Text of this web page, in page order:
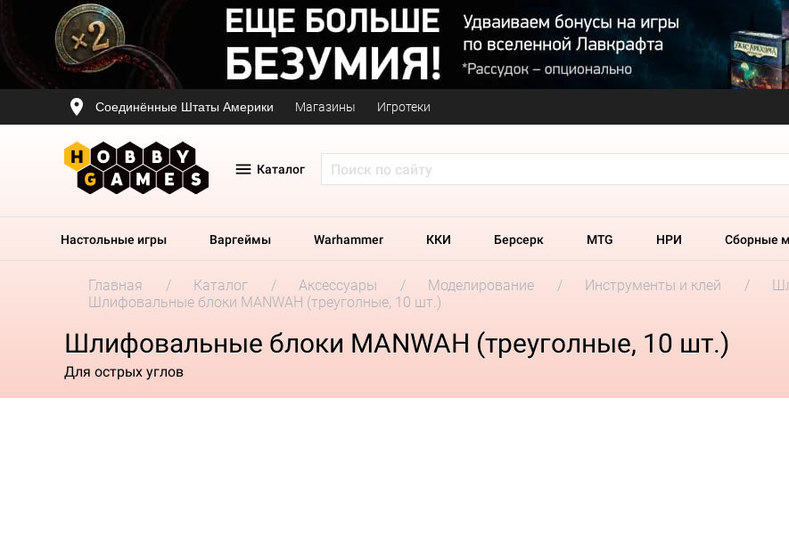
Соединённые Штаты Америки Магазины Игротеки
Каталог
Настольные игры Варгеймы Warhammer ККИ Берсерк MTG НРИ Сборные
Главная Каталог Аксессуары Моделирование Инструменты и клей
Шлифовальные блоки MANWAH (треуголные, 10 шт.)
Шлифовальные блоки MANWAH (треуголные, 10 шт.)
Для острых углов